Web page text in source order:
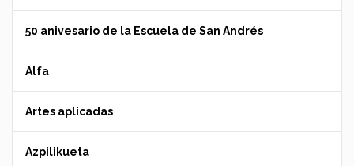
50 anivesario de la Escuela de San Andrés
Alfa
Artes aplicadas
Azpilikueta